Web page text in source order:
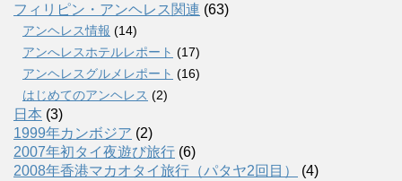
フィリピン・アンヘレス関連 (63)
アンヘレス情報 (14)
アンへレスホテルレポート (17)
アンヘレスグルメレポート (16)
はじめてのアンヘレス (2)
日本 (3)
1999年カンボジア (2)
2007年初タイ夜遊び旅行 (6)
2008年香港マカオタイ旅行（パタヤ2回目）
(4)